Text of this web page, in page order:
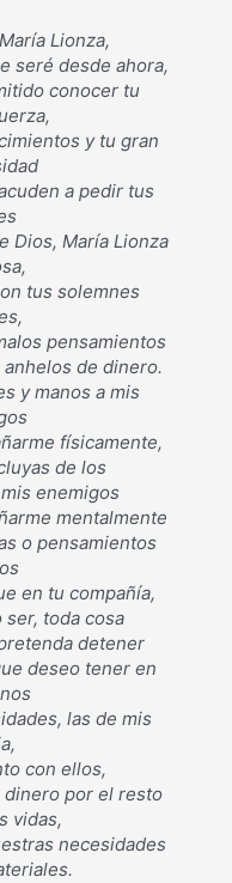
Lionza,
seré desde ahora,
conocer tu
y tu gran
a pedir tus
Dios, María Lionza
tus solemnes
pensamientos
de dinero.
y manos a mis
físicamente,
de los
enemigos
mentalmente
o pensamientos
en tu compañía,
toda cosa
detener
deseo tener en
las de mis
con ellos,
dinero por el resto
vidas,
necesidades